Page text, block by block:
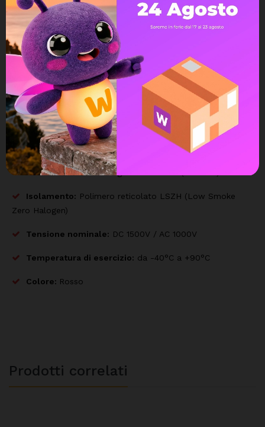
Resistenza Estrema:Progettato per resistere a raggi UV,
ozono, acqua e agenti atmosferici, garantendo una durata
operativa di oltre 25 anni.
Flessibilità:Facile da posare anche in canaline strette o
curve complesse.
Certificato:
Rispetta la normativa europea EN 50618
(H1Z2Z2-K).
CARATTERISTICHE TECNICHE:
Conduttore:Rame stagnato flessibile (Classe 5)
Isolamento: Polimero reticolato LSZH (Low Smoke
Zero Halogen)
Tensione nominale: DC 1500V / AC 1000V
Temperatura di esercizio: da -40°C a +90°C
Colore: Rosso
Prodotti correlati